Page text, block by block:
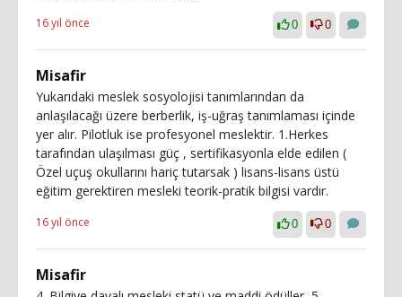
16 yıl önce 0 0
Misafir
Yukarıdaki meslek sosyolojisi tanımlarından da
anlaşılacağı üzere berberlik, iş-uğraş tanımlaması içinde
yer alır. Pilotluk ise profesyonel meslektir. 1.Herkes
tarafından ulaşılması güç , sertifikasyonla elde edilen (
Özel uçuş okullarını hariç tutarsak ) lisans-lisans üstü
eğitim gerektiren mesleki teorik-pratik bilgisi vardır.
16 yıl önce 0 0
Misafir